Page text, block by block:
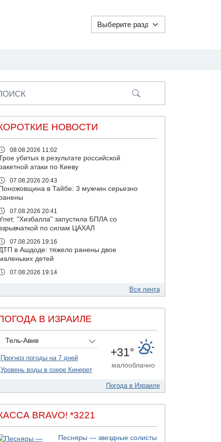
НОВОСТИ
08.08.2026 11:02
убитых в результате российской
атаки по Киеву
07.08.2026 20:43
Поножовщина в Тайбе: 3 мужчин серьезно
07.08.2026 20:41
"Хизбалла" запустила БПЛА со
по силам ЦАХАЛ
07.08.2026 19:16
в Ашдоде: тяжело ранены двое
детей
07.08.2026 19:14
- Гильбоа Дахан
Обнародовано имя полицейского,
подозреваемого в коррупционных
отношениях с Йоавом Элиаси
07.08.2026 17:51
БАГАЦ отказался заморозить лишение
налоговых льгот для уклонистов-харедим
07.08.2026 17:48
Иерусалиме водитель врезался в забор и
пострадал
Вся лента
В ИЗРАИЛЕ
Тель-Авив
Прогноз погоды на 7 дней
Уровень воды в озере Кинерет
+31°
малооблачно
Погода в Израиле
BRAVO! *3221
Песняры — звездные солисты